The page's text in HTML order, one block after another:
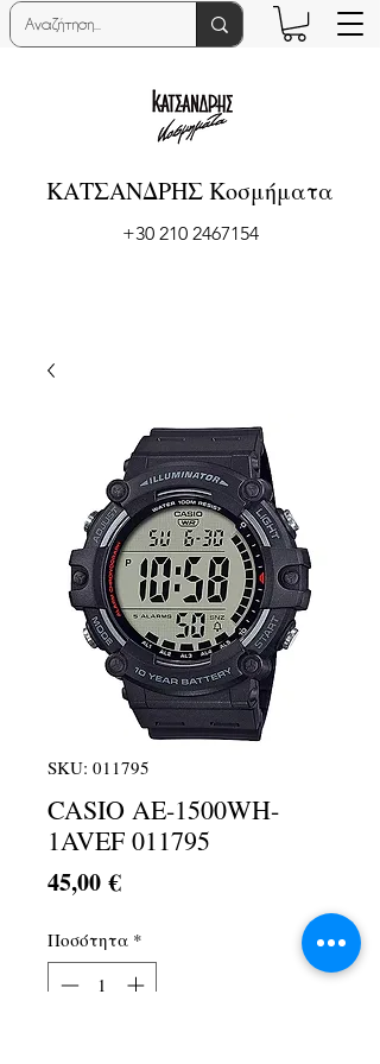
ΚΑΤΣΑΝΔΡΗΣ Κοσμήματα
+30 210 2467154
SKU: 011795
CASIO AE-1500WH-
1AVEF 011795
45,00 €Τιμή
Ποσότητα *